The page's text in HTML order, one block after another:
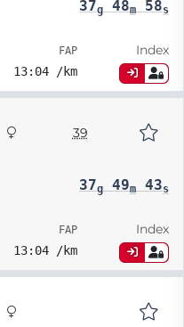
37g48m58s
FAP
13:04 /km
Index
39
37g49m43s
FAP
13:04 /km
Index